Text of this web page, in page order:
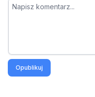
Opublikuj